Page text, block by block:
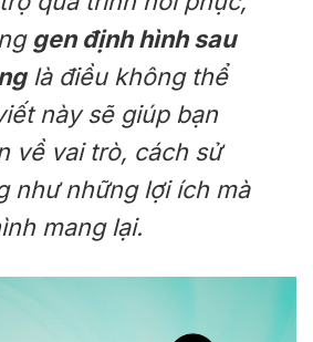
gen định hình sau
là điều không thể
này sẽ giúp bạn
về vai trò, cách sử
như những lợi ích mà
mang lại.